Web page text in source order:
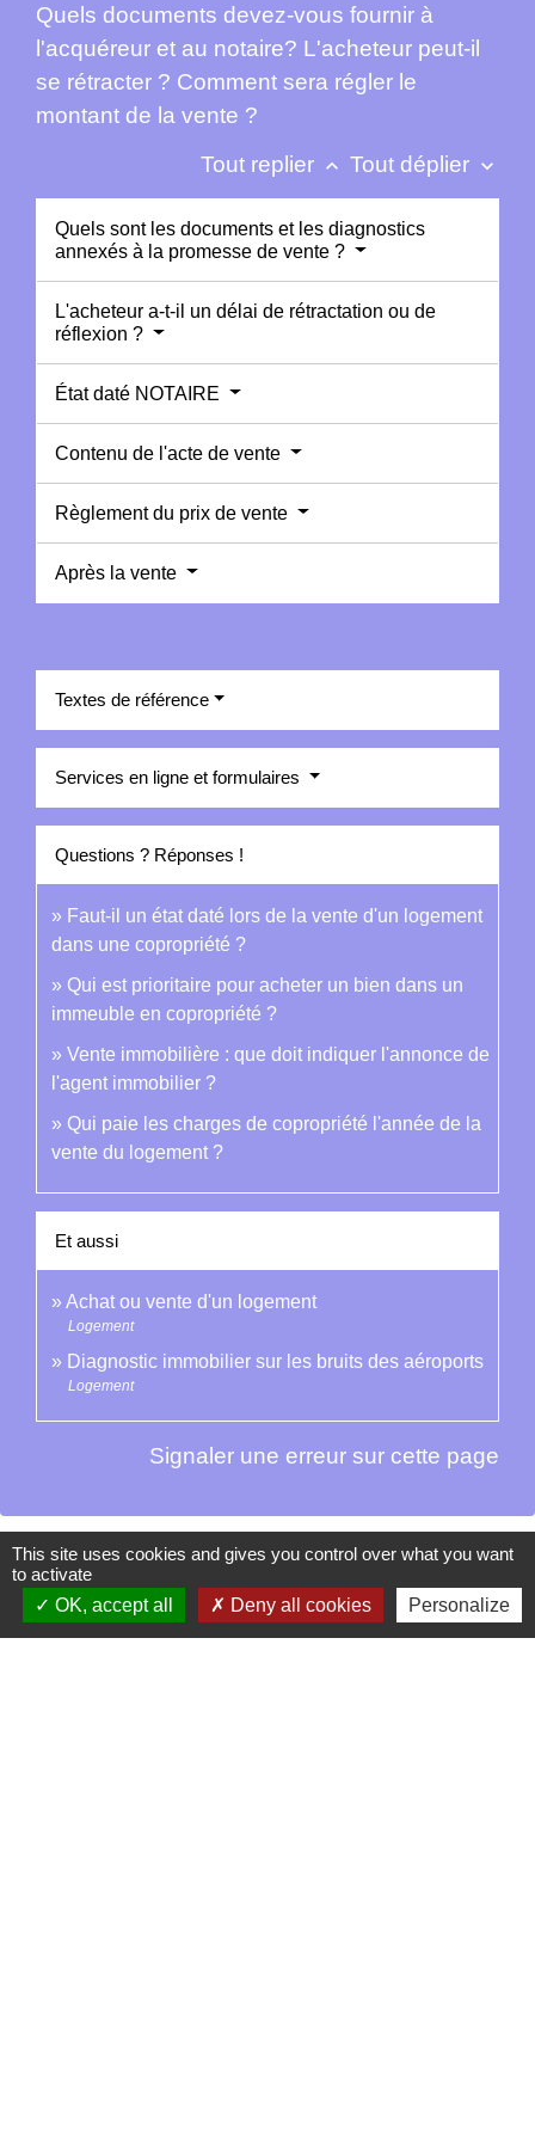
Quels documents devez-vous fournir à
l'acquéreur et au notaire? L'acheteur peut-il
se rétracter ? Comment sera régler le
montant de la vente ?
Tout replier keyboard_arrow_up Tout déplier keyboard_arrow_down
Quels sont les documents et les diagnostics
annexés à la promesse de vente ?
L'acheteur a-t-il un délai de rétractation ou de
réflexion ?
État daté NOTAIRE
Contenu de l'acte de vente
Règlement du prix de vente
Après la vente
Textes de référence
Services en ligne et formulaires
Questions ? Réponses !
Faut-il un état daté lors de la vente d'un logement
dans une copropriété ?
Qui est prioritaire pour acheter un bien dans un
immeuble en copropriété ?
Vente immobilière : que doit indiquer l'annonce de
l'agent immobilier ?
Qui paie les charges de copropriété l'année de la
vente du logement ?
Et aussi
Achat ou vente d'un logement
Logement
Diagnostic immobilier sur les bruits des aéroports
Logement
Signaler une erreur sur cette page
Contacts
La Garde-Adhémar
This site uses cookies and gives you control over what you want
to activate
OK, accept all
Deny all cookies Personalize